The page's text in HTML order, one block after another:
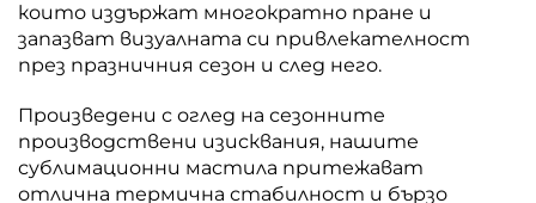
които издържат многократно пране и
запазват визуалната си привлекателност
през празничния сезон и след него.
Произведени с оглед на сезонните
производствени изисквания, нашите
сублимационни мастила притежават
отлична термична стабилност и бързо